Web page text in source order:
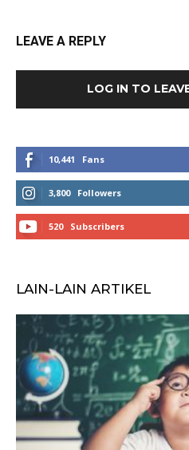
LEAVE A REPLY
LOG IN TO
10,441 Fans
3,800 Followers
520 Subscribers
LAIN-LAIN ARTIKEL